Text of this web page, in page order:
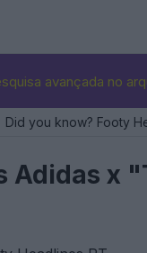
avançada no
Did you know? Footy
Adidas x